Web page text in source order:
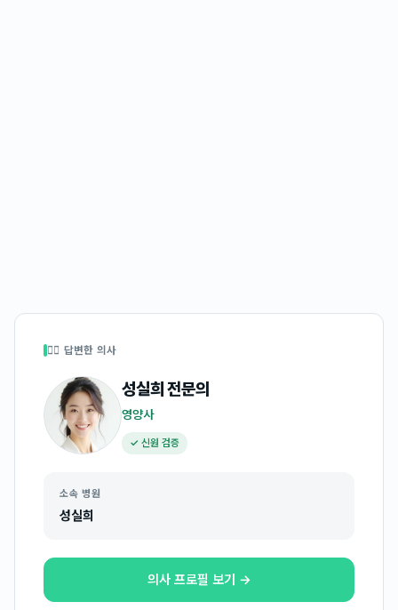
👩‍⚕️ 답변한 의사
성실희전문의
영양사
✓ 신원 검증
소속 병원
성실희
의사 프로필 보기 →